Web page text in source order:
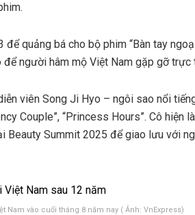
quảng bá cho bộ phim “Bàn tay
người hâm mộ Việt Nam gặp gỡ trực
viên Song Ji Hyo – ngôi sao nổi
Couple”, “Princess Hours”. Cô hiện
Beauty Summit 2025 để giao lưu với
Nam vào cuối tháng 8 năm nay ( Ảnh: VnExpress)